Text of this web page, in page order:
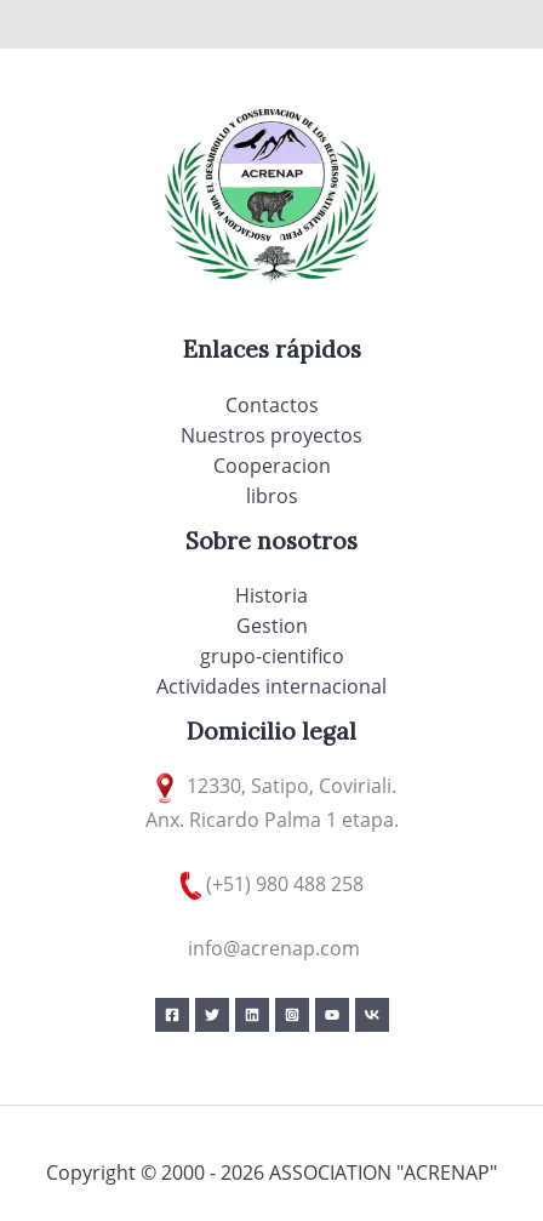
Enlaces rápidos
Contactos
Nuestros proyectos
Cooperacion
libros
Sobre nosotros
Historia
Gestion
grupo-cientifico
Actividades internacional
Domicilio legal
12330, Satipo, Coviriali.
Anx. Ricardo Palma 1 etapa.
(+51) 980 488 258
info@acrenap.com
Copyright © 2000 - 2026 ASSOCIATION "ACRENAP"